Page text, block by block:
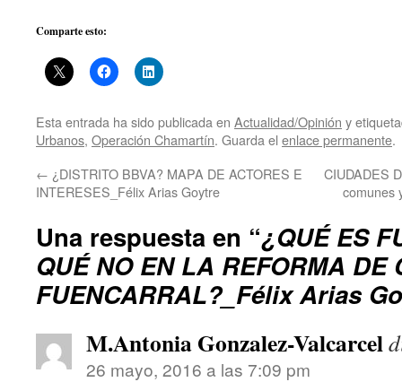
Comparte esto:
Esta entrada ha sido publicada en Actualidad/Opinión y
Urbanos, Operación Chamartín. Guarda el enlace permanente.
← ¿DISTRITO BBVA? MAPA DE ACTORES E
INTERESES_Félix Arias Goytre
CIUDADES
comunes
Una respuesta en “¿QUÉ ES
QUÉ NO EN LA REFORMA DE
FUENCARRAL?_Félix Arias
M.Antonia Gonzalez-Valcarcel
26 mayo, 2016 a las 7:09 pm